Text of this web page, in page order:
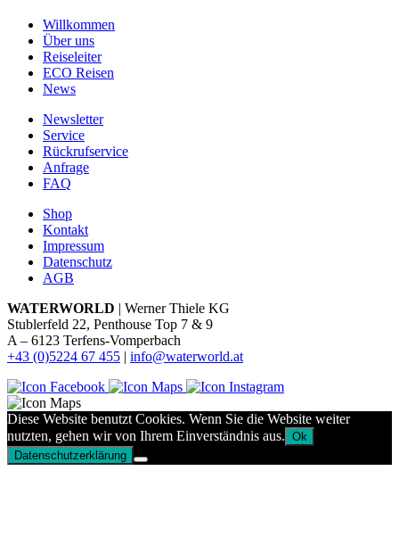
Willkommen
Über uns
Reiseleiter
ECO Reisen
News
Newsletter
Service
Rückrufservice
Anfrage
FAQ
Shop
Kontakt
Impressum
Datenschutz
AGB
WATERWORLD | Werner Thiele KG
Stublerfeld 22, Penthouse Top 7 & 9
A – 6123 Terfens-Vomperbach
+43 (0)5224 67 455 | info@waterworld.at
Diese Website benutzt Cookies. Wenn Sie die Website weiter
nutzten, gehen wir von Ihrem Einverständnis aus. Ok
Datenschutzerklärung